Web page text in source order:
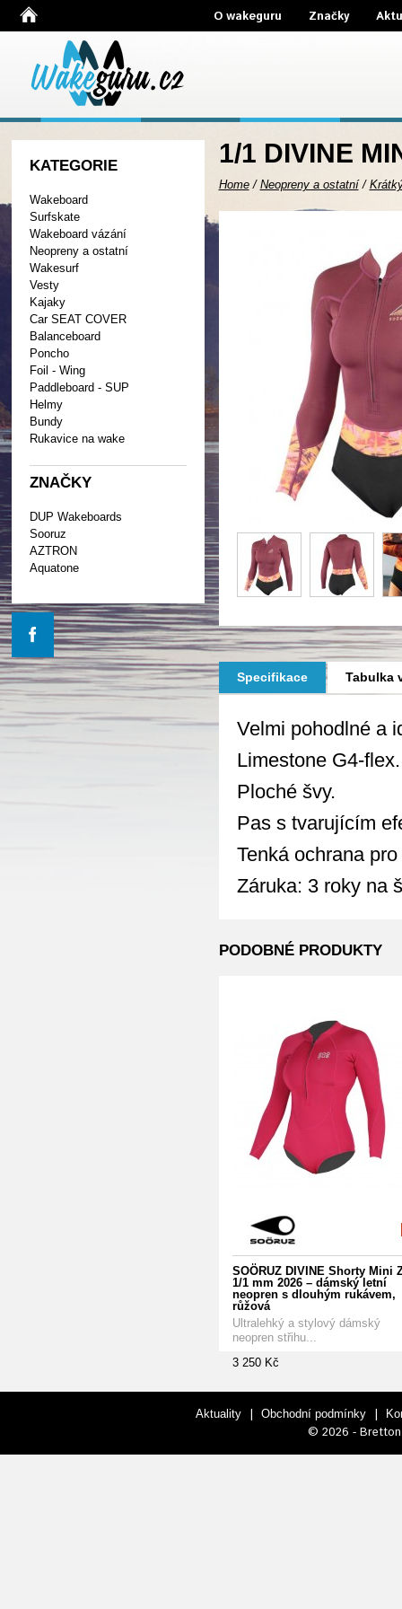
O wakeguru Značky
KATEGORIE
Wakeboard
Surfskate
Wakeboard vázání
Neopreny a ostatní
Wakesurf
Vesty
Kajaky
Car SEAT COVER
Balanceboard
Poncho
Foil - Wing
Paddleboard - SUP
Helmy
Bundy
Rukavice na wake
ZNAČKY
DUP Wakeboards
Sooruz
AZTRON
Aquatone
1/1 DIVINE
Home/ Neopreny a ostatní/
Specifikace Tabulka
Velmi pohodlné a
Limestone G4-flex.
Ploché švy.
Pas s tvarujícím
Tenká ochrana
Záruka: 3 roky na
PODOBNÉ PRODUKTY
SOÖRUZ DIVINE Shorty Mini
1/1 mm 2026 – dámský letní
neopren s dlouhým rukávem,
růžová
Ultralehký a stylový dámský
neopren střihu...
3 250 Kč
Aktuality | Obchodní podmínky |
© 2026 - Bretton